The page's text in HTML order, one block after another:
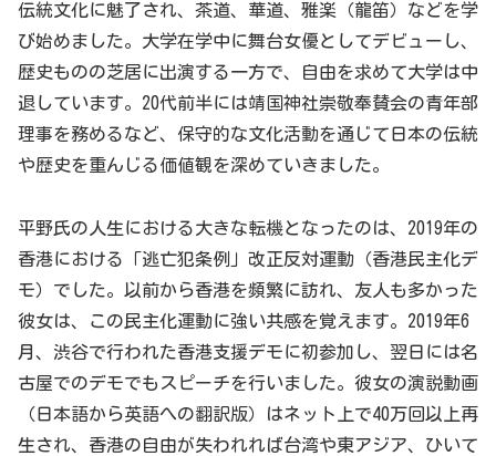
伝統文化に魅了され、茶道、華道、雅楽（龍笛）などを学
び始めました。大学在学中に舞台女優としてデビューし、
歴史ものの芝居に出演する一方で、自由を求めて大学は中
退しています。20代前半には靖国神社崇敬奉賛会の青年部
理事を務めるなど、保守的な文化活動を通じて日本の伝統
や歴史を重んじる価値観を深めていきました。
平野氏の人生における大きな転機となったのは、2019年の
香港における「逃亡犯条例」改正反対運動（香港民主化デ
モ）でした。以前から香港を頻繁に訪れ、友人も多かった
彼女は、この民主化運動に強い共感を覚えます。2019年6
月、渋谷で行われた香港支援デモに初参加し、翌日には名
古屋でのデモでもスピーチを行いました。彼女の演説動画
（日本語から英語への翻訳版）はネット上で40万回以上再
生され、香港の自由が失われれば台湾や東アジア、ひいて